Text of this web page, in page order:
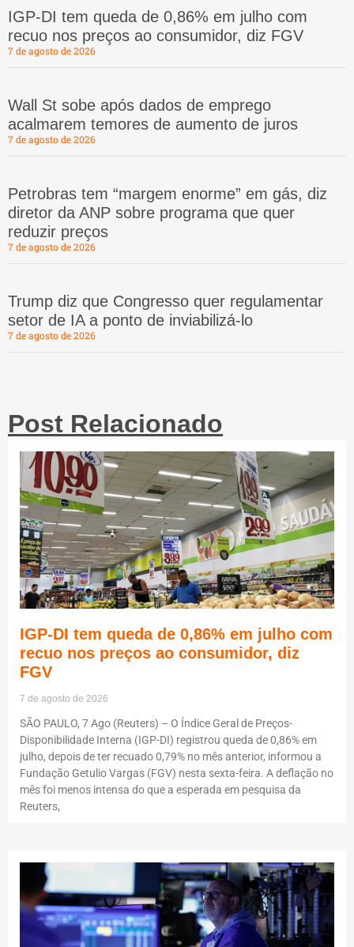
IGP-DI tem queda de 0,86% em julho com
recuo nos preços ao consumidor, diz FGV
7 de agosto de 2026
Wall St sobe após dados de emprego
acalmarem temores de aumento de juros
7 de agosto de 2026
Petrobras tem “margem enorme” em gás, diz
diretor da ANP sobre programa que quer
reduzir preços
7 de agosto de 2026
Trump diz que Congresso quer regulamentar
setor de IA a ponto de inviabilizá-lo
7 de agosto de 2026
Post Relacionado
IGP-DI tem queda de 0,86% em julho com
recuo nos preços ao consumidor, diz
FGV
7 de agosto de 2026
SÃO PAULO, 7 Ago (Reuters) – O Índice Geral de Preços-
Disponibilidade Interna (IGP-DI) registrou queda de 0,86% em
julho, depois de ter recuado 0,79% no mês anterior, informou a
Fundação Getulio Vargas (FGV) nesta sexta-feira. A deflação no
mês foi menos intensa do que a esperada em pesquisa da
Reuters,